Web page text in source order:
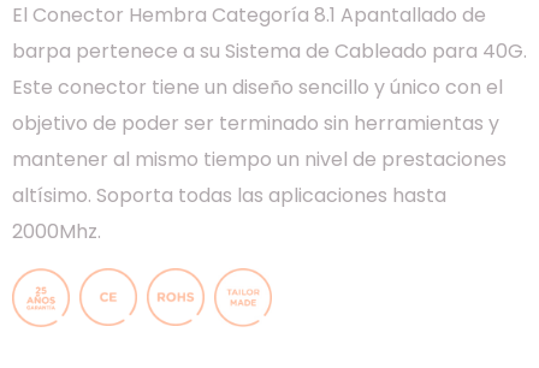
El Conector Hembra Categoría 8.1 Apantallado de
barpa pertenece a su Sistema de Cableado para 40G.
Este conector tiene un diseño sencillo y único con el
objetivo de poder ser terminado sin herramientas y
mantener al mismo tiempo un nivel de prestaciones
altísimo. Soporta todas las aplicaciones hasta
2000Mhz.